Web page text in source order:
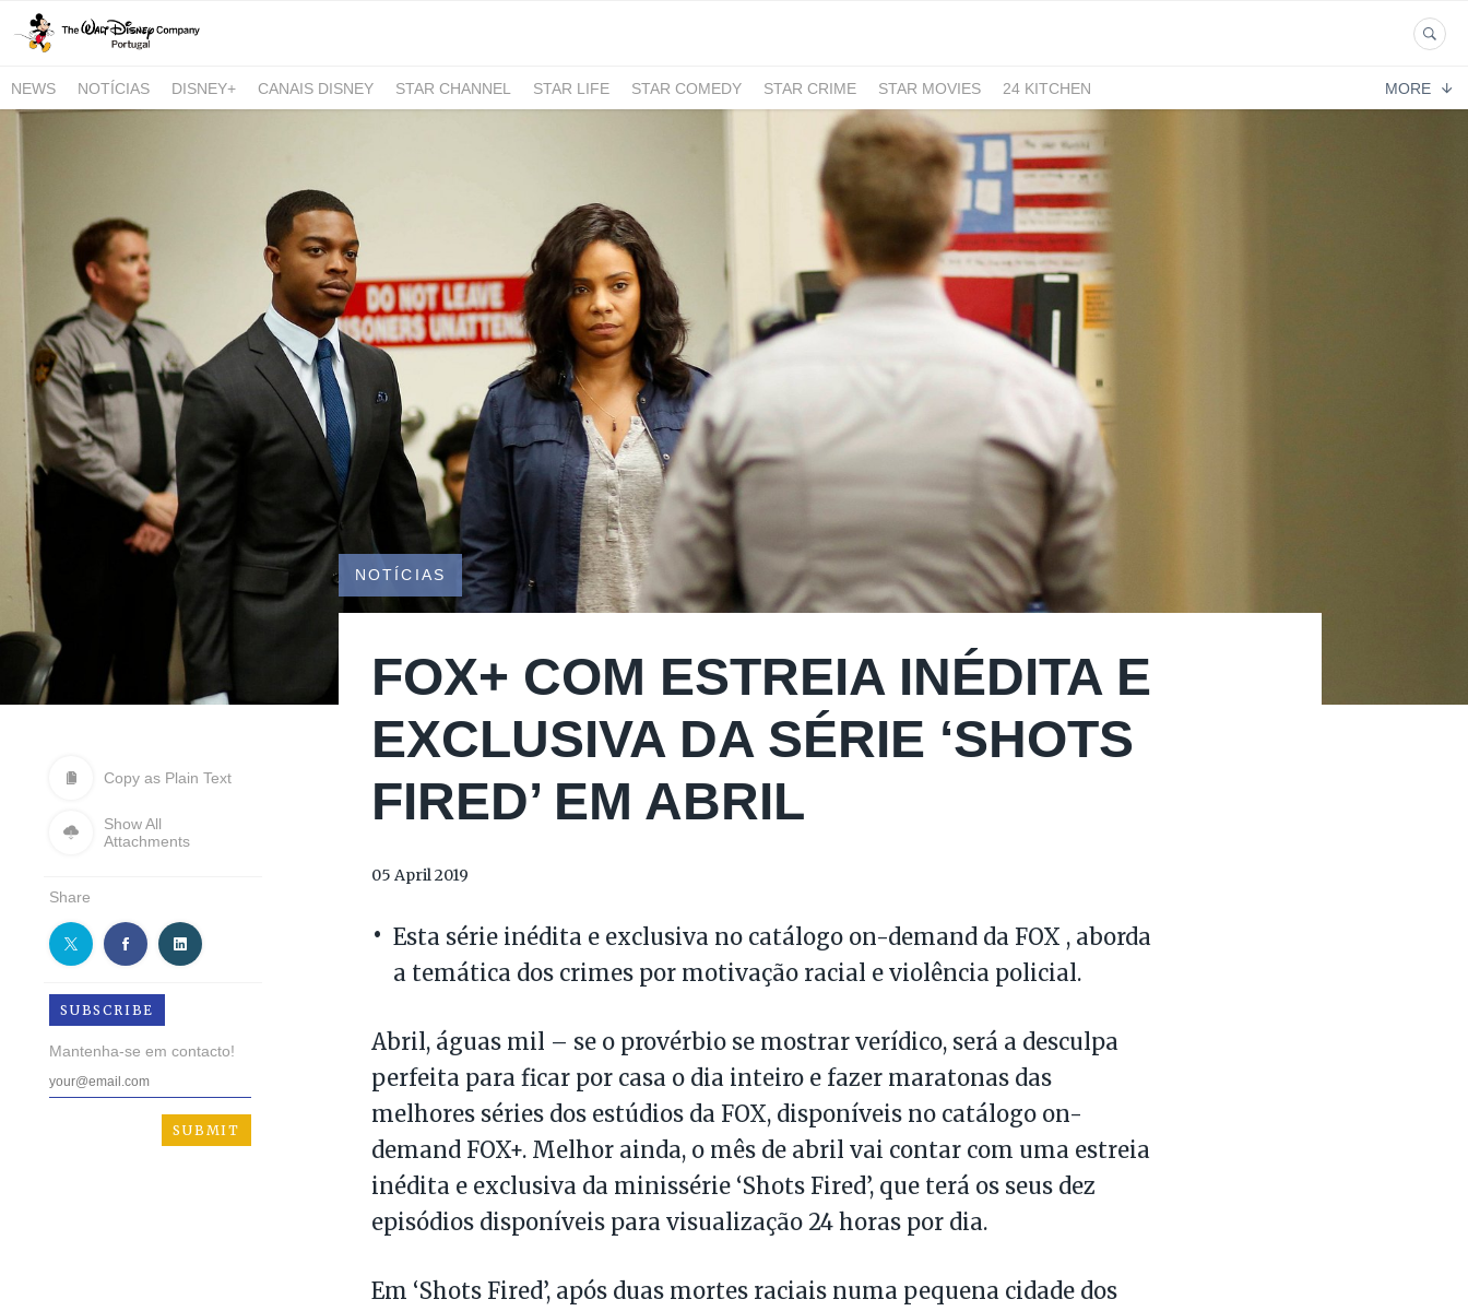
NEWS NOTÍCIAS DISNEY+ CANAIS DISNEY STAR CHANNEL STAR LIFE STAR COMEDY STAR CRIME STAR MOVIES
24 KITCHEN
NATIONAL GEOGRAPHIC AND NATIONAL GEOGRAPHIC WILD
MORE
Copy as Plain Text
Show All
Attachments
Share
SUBSCRIBE
Mantenha-se em contacto!
NOTÍCIAS
FOX+ COM ESTREIA INÉDITA E
EXCLUSIVA DA SÉRIE ‘SHOTS
FIRED’ EM ABRIL
05 April 2019
Esta série inédita e exclusiva no catálogo on-demand da FOX , aborda
a temática dos crimes por motivação racial e violência policial.
Abril, águas mil – se o provérbio se mostrar verídico, será a desculpa
perfeita para ficar por casa o dia inteiro e fazer maratonas das
melhores séries dos estúdios da FOX, disponíveis no catálogo on-
demand FOX+. Melhor ainda, o mês de abril vai contar com uma estreia
inédita e exclusiva da minissérie ‘Shots Fired’, que terá os seus dez
episódios disponíveis para visualização 24 horas por dia.
Em ‘Shots Fired’, após duas mortes raciais numa pequena cidade dos